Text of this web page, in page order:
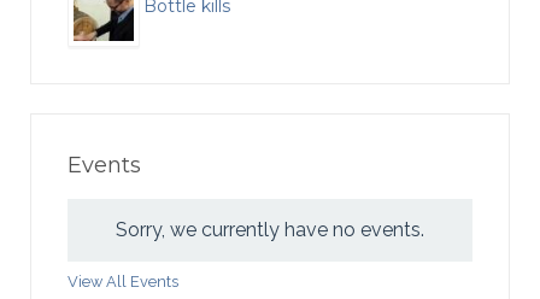
Bottle kills
Events
Sorry, we currently have no events.
View All Events